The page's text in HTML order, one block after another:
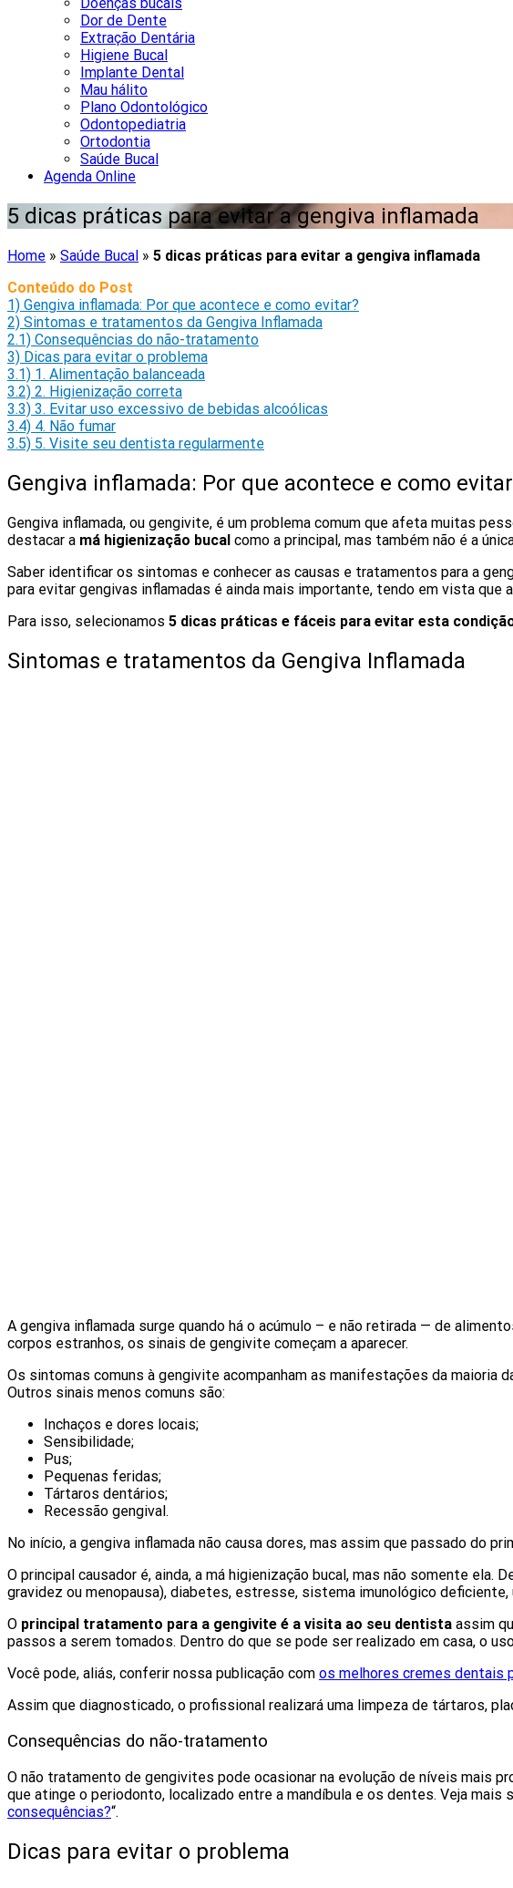
Dor de Dente
Extração Dentária
Higiene Bucal
Implante Dental
Mau hálito
Plano Odontológico
Odontopediatria
Ortodontia
Saúde Bucal
Agenda Online
5 dicas práticas para evitar a gengiva inflamada
Home » Saúde Bucal » 5 dicas práticas para evitar a gengiva inflamada
Conteúdo do Post
1) Gengiva inflamada: Por que acontece e como evitar?
2) Sintomas e tratamentos da Gengiva Inflamada
2.1) Consequências do não-tratamento
3) Dicas para evitar o problema
3.1) 1. Alimentação balanceada
3.2) 2. Higienização correta
3.3) 3. Evitar uso excessivo de bebidas alcoólicas
3.4) 4. Não fumar
3.5) 5. Visite seu dentista regularmente
Gengiva inflamada: Por que acontece e como
Gengiva inflamada, ou gengivite, é um problema comum que afeta muitas
destacar a má higienização bucal como a principal, mas também não é a
Saber identificar os sintomas e conhecer as causas e tratamentos para a
para evitar gengivas inflamadas é ainda mais importante, tendo em vista que
Para isso, selecionamos 5 dicas práticas e fáceis para evitar esta
Sintomas e tratamentos da Gengiva Inflamada
A gengiva inflamada surge quando há o acúmulo – e não retirada — de
corpos estranhos, os sinais de gengivite começam a aparecer.
Os sintomas comuns à gengivite acompanham as manifestações da maioria
Outros sinais menos comuns são:
Inchaços e dores locais;
Sensibilidade;
Pus;
Pequenas feridas;
Tártaros dentários;
Recessão gengival.
No início, a gengiva inflamada não causa dores, mas assim que passado do
O principal causador é, ainda, a má higienização bucal, mas não somente ela.
gravidez ou menopausa), diabetes, estresse, sistema imunológico
O principal tratamento para a gengivite é a visita ao seu dentista assim
passos a serem tomados. Dentro do que se pode ser realizado em casa, o
Você pode, aliás, conferir nossa publicação com os melhores cremes dentais
Assim que diagnosticado, o profissional realizará uma limpeza de tártaros,
Consequências do não-tratamento
O não tratamento de gengivites pode ocasionar na evolução de níveis mais
que atinge o periodonto, localizado entre a mandíbula e os dentes. Veja
consequências?“.
Dicas para evitar o problema